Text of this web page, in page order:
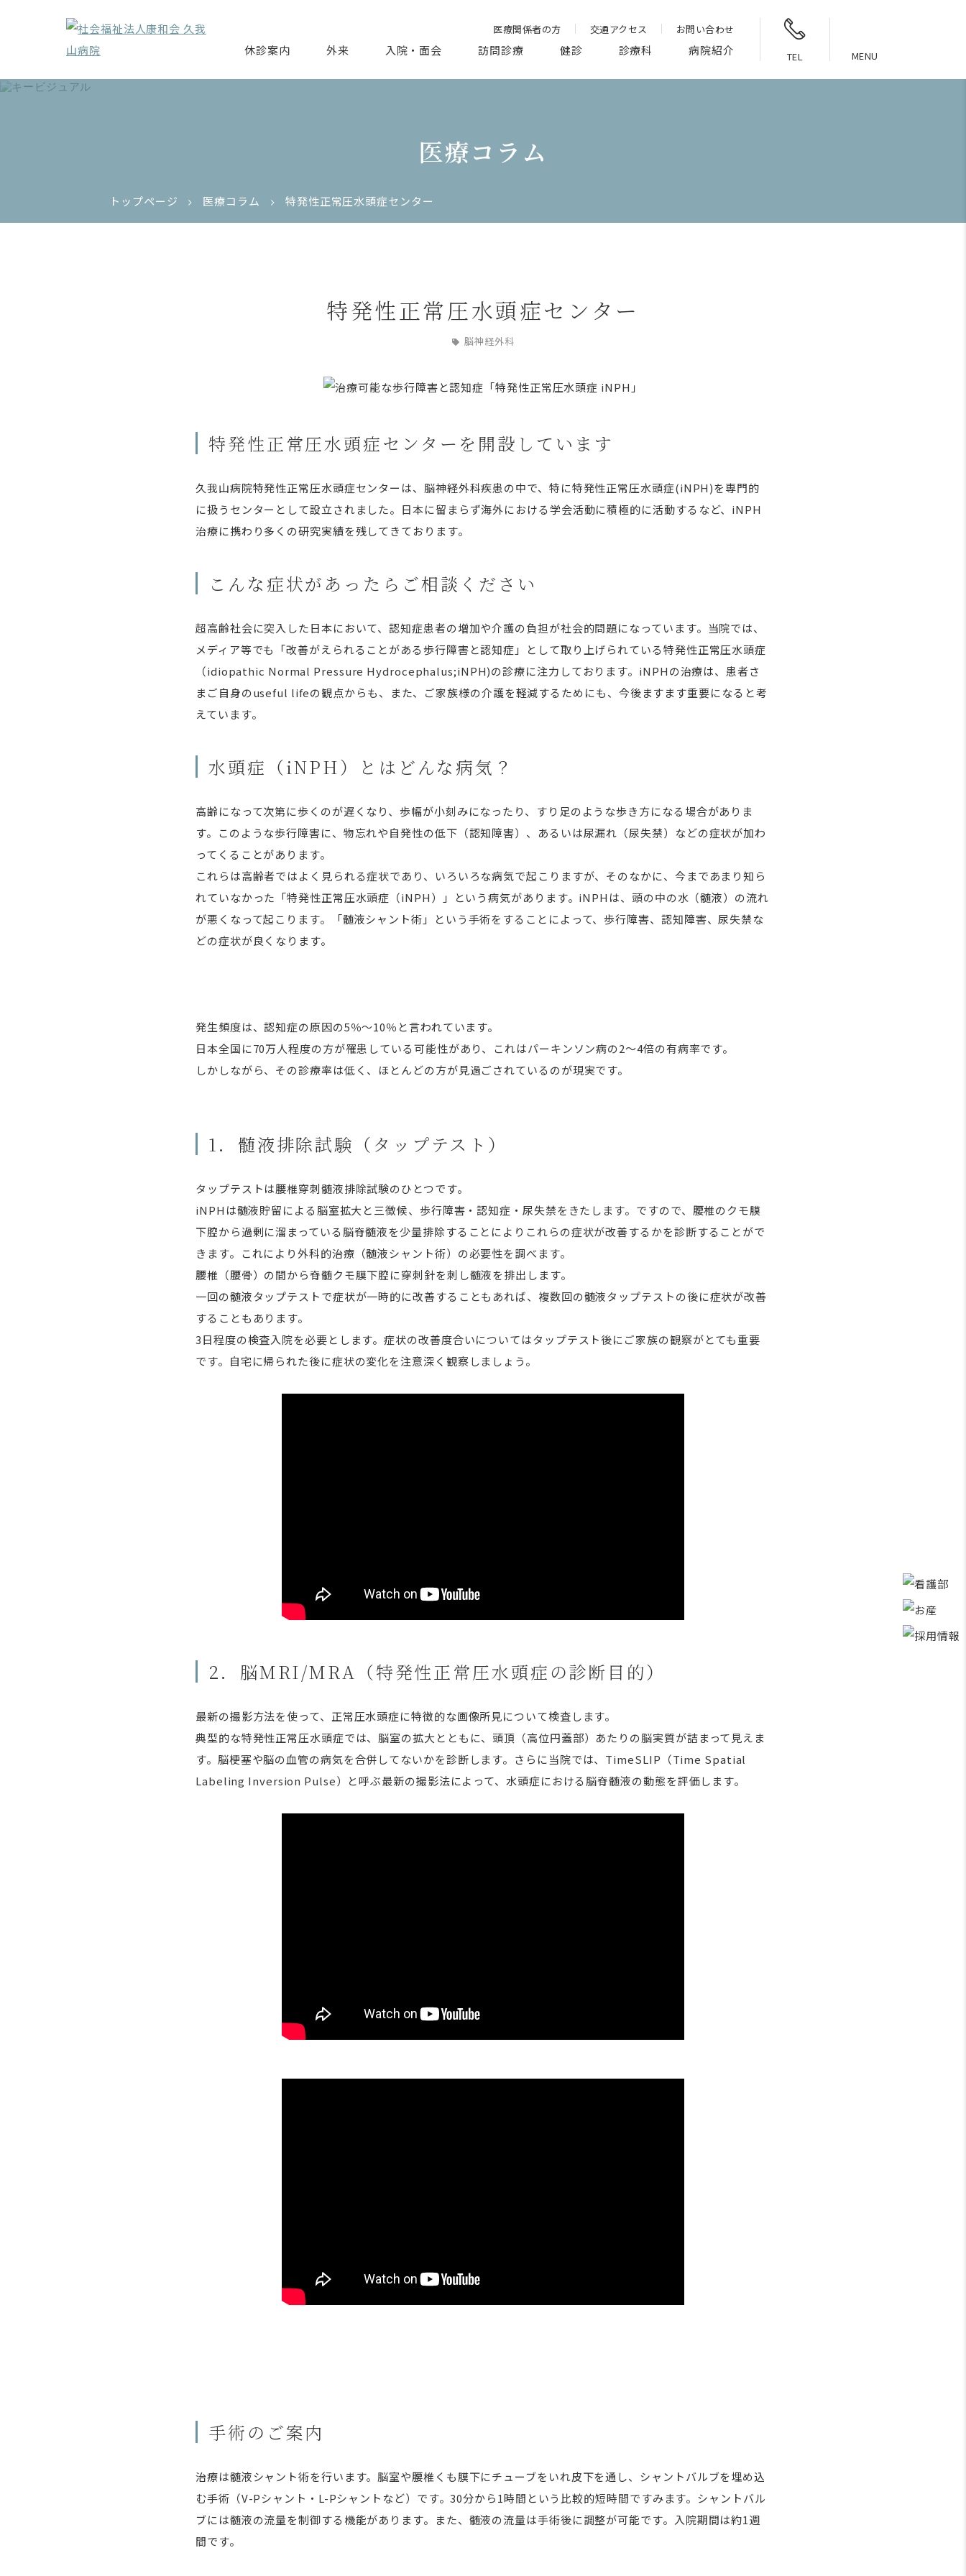
医療関係者の方 交通アクセス お問い合わせ
休診案内 外来 入院・面会 訪問診療 健診 診療科 病院紹介 TEL MENU
医療コラム
トップページ 医療コラム 特発性正常圧水頭症センター
特発性正常圧水頭症センター
脳神経外科
特発性正常圧水頭症センターを開設しています
久我山病院特発性正常圧水頭症センターは、脳神経外科疾患の中で、特に特発性正常圧水頭症(iNPH)を専門的
に扱うセンターとして設立されました。日本に留まらず海外における学会活動に積極的に活動するなど、iNPH
治療に携わり多くの研究実績を残してきております。
こんな症状があったらご相談ください
超高齢社会に突入した日本において、認知症患者の増加や介護の負担が社会的問題になっています。当院では、
メディア等でも「改善がえられることがある歩行障害と認知症」として取り上げられている特発性正常圧水頭症
（idiopathic Normal Pressure Hydrocephalus;iNPH)の診療に注力しております。iNPHの治療は、患者さ
まご自身のuseful lifeの観点からも、また、ご家族様の介護を軽減するためにも、今後ますます重要になると考
えています。
水頭症（iNPH）とはどんな病気？
高齢になって次第に歩くのが遅くなり、歩幅が小刻みになったり、すり足のような歩き方になる場合がありま
す。このような歩行障害に、物忘れや自発性の低下（認知障害）、あるいは尿漏れ（尿失禁）などの症状が加わ
ってくることがあります。
これらは高齢者ではよく見られる症状であり、いろいろな病気で起こりますが、そのなかに、今まであまり知ら
れていなかった「特発性正常圧水頭症（iNPH）」という病気があります。iNPHは、頭の中の水（髄液）の流れ
が悪くなって起こります。「髄液シャント術」という手術をすることによって、歩行障害、認知障害、尿失禁な
どの症状が良くなります。
発生頻度は、認知症の原因の5％～10％と言われています。
日本全国に70万人程度の方が罹患している可能性があり、これはパーキンソン病の2～4倍の有病率です。
しかしながら、その診療率は低く、ほとんどの方が見過ごされているのが現実です。
1．髄液排除試験（タップテスト）
タップテストは腰椎穿刺髄液排除試験のひとつです。
iNPHは髄液貯留による脳室拡大と三徴候、歩行障害・認知症・尿失禁をきたします。ですので、腰椎のクモ膜
下腔から過剰に溜まっている脳脊髄液を少量排除することによりこれらの症状が改善するかを診断することがで
きます。これにより外科的治療（髄液シャント術）の必要性を調べます。
腰椎（腰骨）の間から脊髄クモ膜下腔に穿刺針を刺し髄液を排出します。
一回の髄液タップテストで症状が一時的に改善することもあれば、複数回の髄液タップテストの後に症状が改善
することもあります。
3日程度の検査入院を必要とします。症状の改善度合いについてはタップテスト後にご家族の観察がとても重要
です。自宅に帰られた後に症状の変化を注意深く観察しましょう。
2．脳MRI/MRA（特発性正常圧水頭症の診断目的）
最新の撮影方法を使って、正常圧水頭症に特徴的な画像所見について検査します。
典型的な特発性正常圧水頭症では、脳室の拡大とともに、頭頂（高位円蓋部）あたりの脳実質が詰まって見えま
す。脳梗塞や脳の血管の病気を合併してないかを診断します。さらに当院では、TimeSLIP（Time Spatial
Labeling Inversion Pulse）と呼ぶ最新の撮影法によって、水頭症における脳脊髄液の動態を評価します。
手術のご案内
治療は髄液シャント術を行います。脳室や腰椎くも膜下にチューブをいれ皮下を通し、シャントバルブを埋め込
む手術（V-Pシャント・L-Pシャントなど）です。30分から1時間という比較的短時間ですみます。シャントバル
ブには髄液の流量を制御する機能があります。また、髄液の流量は手術後に調整が可能です。入院期間は約1週
間です。